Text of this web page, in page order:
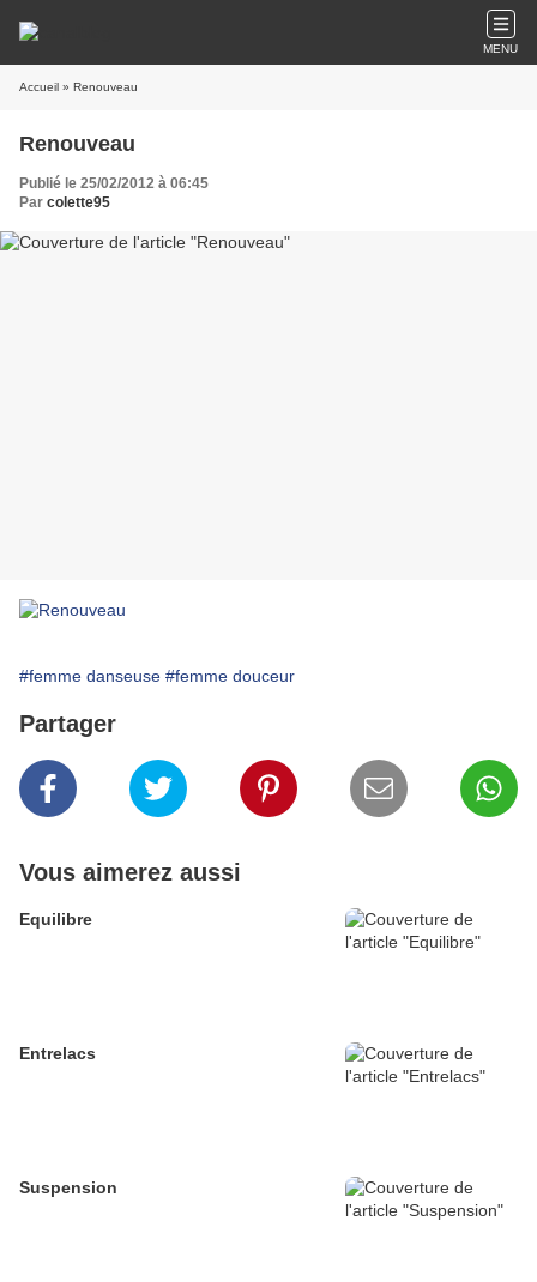
MENU
Accueil » Renouveau
Renouveau
Publié le 25/02/2012 à 06:45
Par colette95
#femme danseuse #femme douceur
Partager
Vous aimerez aussi
Equilibre
Entrelacs
Suspension